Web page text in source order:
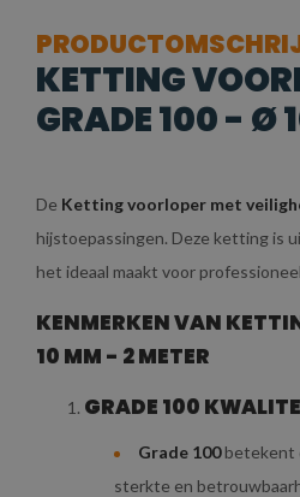
KETTING
GRADE 100 - Ø
De Ketting voorloper met
hijstoepassingen. Deze ketting is
het ideaal maakt voor
KENMERKEN VAN
10 MM - 2 METER
GRADE 100
Grade 100betekent
sterkte en